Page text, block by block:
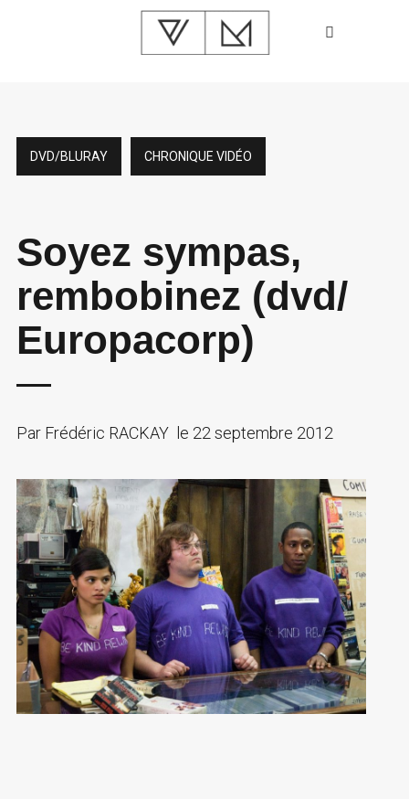
DVD/BLURAY CHRONIQUE VIDÉO
Soyez sympas,
rembobinez (dvd/
Europacorp)
ParFrédéric RACKAY le 22 septembre 2012